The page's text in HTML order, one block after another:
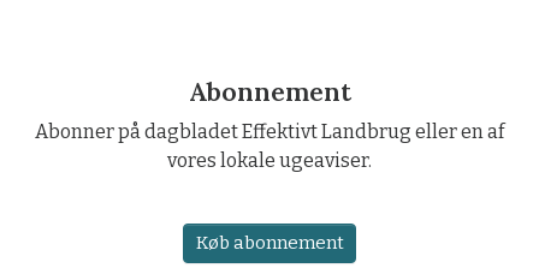
Abonnement
Abonner på dagbladet Effektivt Landbrug eller en af
vores lokale ugeaviser.
Køb abonnement